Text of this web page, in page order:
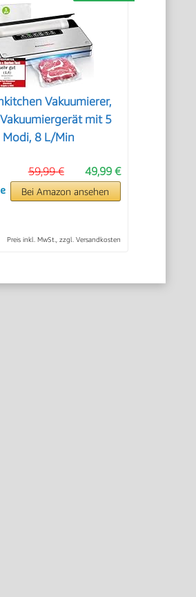
Vakuumierer,
mit 5
Modi, 8 L/Min
49,99 €
59,99 €
Bei Amazon ansehen
Preis inkl. MwSt., zzgl. Versandkosten